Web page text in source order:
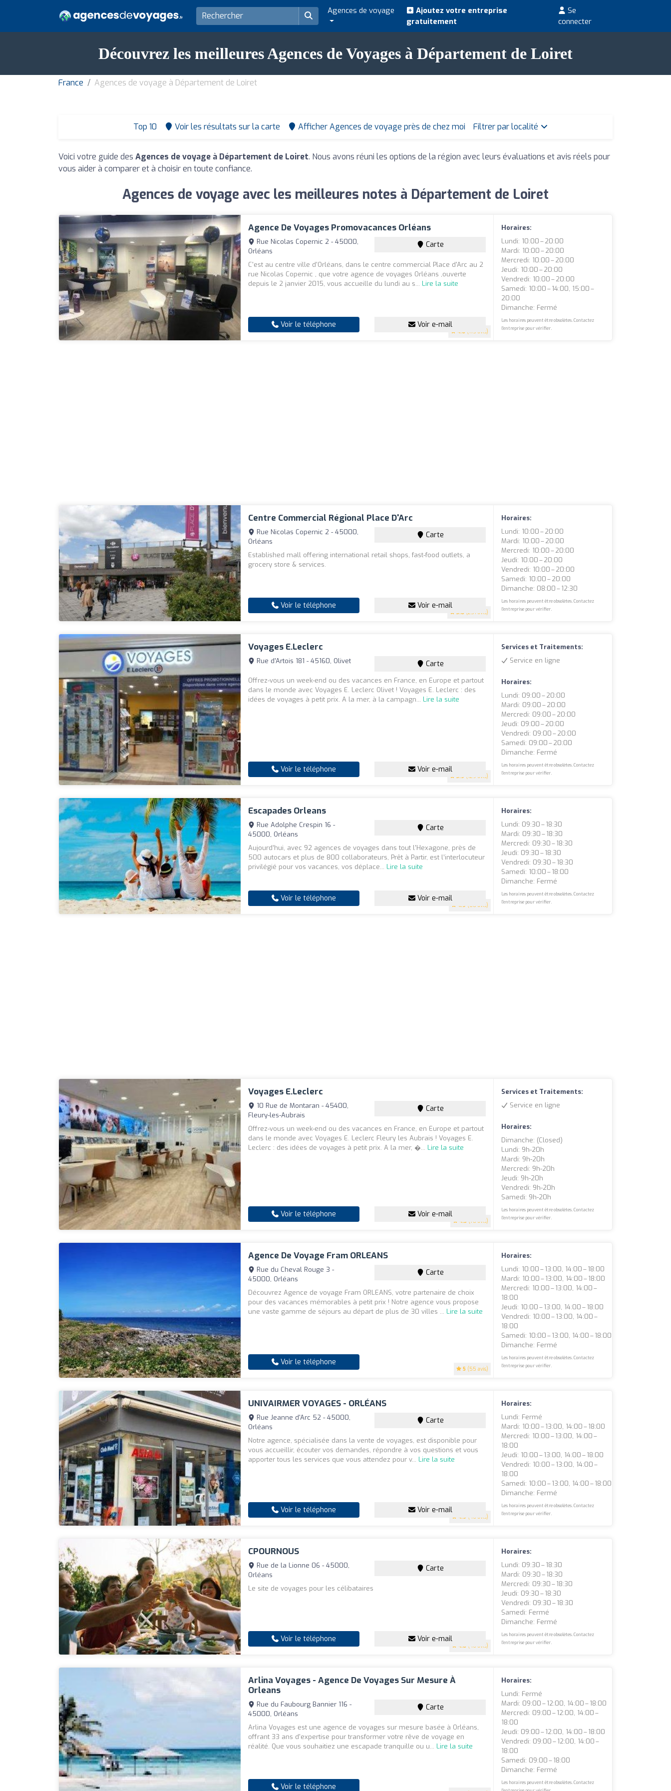
Agences de voyage
Ajoutez votre entreprise
gratuitement
Se
connecter
Découvrez les meilleures Agences de Voyages à Département de Loiret
France Agences de voyage à Département de Loiret
Top 10 Voir les résultats sur la carte Afficher Agences de voyage près de chez moi Filtrer par localité
Voici votre guide des Agences de voyage à Département de Loiret. Nous avons réuni les options de la région avec leurs évaluations et avis réels pour
vous aider à comparer et à choisir en toute confiance.
Agences de voyage avec les meilleures notes à Département de Loiret
Agence De Voyages Promovacances Orléans
4.6 (173 avis)
Rue Nicolas Copernic 2 - 45000,
Orléans
Carte
C'est au centre ville d'Orléans, dans le centre commercial Place d'Arc au 2
rue Nicolas Copernic , que votre agence de voyages Orléans ,ouverte
depuis le 2 janvier 2015, vous accueille du lundi au s...Lire la suite
Voir le téléphone Voir e-mail
Horaires:
Lundi: 10:00 – 20:00
Mardi: 10:00 – 20:00
Mercredi: 10:00 – 20:00
Jeudi: 10:00 – 20:00
Vendredi: 10:00 – 20:00
Samedi: 10:00 – 14:00, 15:00 –
20:00
Dimanche: Fermé
Les horaires peuvent être obsolètes. Contactez
l'entreprise pour vérifier.
Centre Commercial Régional Place D'Arc
3.8 (251 avis)
Rue Nicolas Copernic 2 - 45000,
Orléans
Carte
Established mall offering international retail shops, fast-food outlets, a
grocery store & services.
Voir le téléphone Voir e-mail
Horaires:
Lundi: 10:00 – 20:00
Mardi: 10:00 – 20:00
Mercredi: 10:00 – 20:00
Jeudi: 10:00 – 20:00
Vendredi: 10:00 – 20:00
Samedi: 10:00 – 20:00
Dimanche: 08:00 – 12:30
Les horaires peuvent être obsolètes. Contactez
l'entreprise pour vérifier.
Voyages E.Leclerc
3.9 (129 avis)
Rue d'Artois 181 - 45160, Olivet Carte
Offrez-vous un week-end ou des vacances en France, en Europe et partout
dans le monde avec Voyages E. Leclerc Olivet ! Voyages E. Leclerc : des
idées de voyages à petit prix. A la mer, à la campagn...Lire la suite
Voir le téléphone Voir e-mail
Services et Traitements:
Service en ligne
Horaires:
Lundi: 09:00 – 20:00
Mardi: 09:00 – 20:00
Mercredi: 09:00 – 20:00
Jeudi: 09:00 – 20:00
Vendredi: 09:00 – 20:00
Samedi: 09:00 – 20:00
Dimanche: Fermé
Les horaires peuvent être obsolètes. Contactez
l'entreprise pour vérifier.
Escapades Orleans
4.9 (60 avis)
Rue Adolphe Crespin 16 -
45000, Orléans
Carte
Aujourd’hui, avec 92 agences de voyages dans tout l'Hexagone, près de
500 autocars et plus de 800 collaborateurs, Prêt à Partir, est l’interlocuteur
privilégié pour vos vacances, vos déplace...Lire la suite
Voir le téléphone Voir e-mail
Horaires:
Lundi: 09:30 – 18:30
Mardi: 09:30 – 18:30
Mercredi: 09:30 – 18:30
Jeudi: 09:30 – 18:30
Vendredi: 09:30 – 18:30
Samedi: 10:00 – 18:00
Dimanche: Fermé
Les horaires peuvent être obsolètes. Contactez
l'entreprise pour vérifier.
Voyages E.Leclerc
4.3 (78 avis)
10 Rue de Montaran - 45400,
Fleury-les-Aubrais
Carte
Offrez-vous un week-end ou des vacances en France, en Europe et partout
dans le monde avec Voyages E. Leclerc Fleury les Aubrais ! Voyages E.
Leclerc : des idées de voyages à petit prix. A la mer, �...Lire la suite
Voir le téléphone Voir e-mail
Services et Traitements:
Service en ligne
Horaires:
Dimanche: (closed)
Lundi: 9h-20h
Mardi: 9h-20h
Mercredi: 9h-20h
Jeudi: 9h-20h
Vendredi: 9h-20h
Samedi: 9h-20h
Les horaires peuvent être obsolètes. Contactez
l'entreprise pour vérifier.
Agence De Voyage Fram ORLEANS
5 (55 avis)
Rue du Cheval Rouge 3 -
45000, Orléans
Carte
Découvrez Agence de voyage Fram ORLEANS, votre partenaire de choix
pour des vacances mémorables à petit prix ! Notre agence vous propose
une vaste gamme de séjours au départ de plus de 30 villes ...Lire la suite
Voir le téléphone
Horaires:
Lundi: 10:00 – 13:00, 14:00 – 18:00
Mardi: 10:00 – 13:00, 14:00 – 18:00
Mercredi: 10:00 – 13:00, 14:00 –
18:00
Jeudi: 10:00 – 13:00, 14:00 – 18:00
Vendredi: 10:00 – 13:00, 14:00 –
18:00
Samedi: 10:00 – 13:00, 14:00 – 18:00
Dimanche: Fermé
Les horaires peuvent être obsolètes. Contactez
l'entreprise pour vérifier.
UNIVAIRMER VOYAGES - ORLÉANS
4.9 (46 avis)
Rue Jeanne d'Arc 52 - 45000,
Orléans
Carte
Notre agence, spécialisée dans la vente de voyages, est disponible pour
vous accueillir, écouter vos demandes, répondre à vos questions et vous
apporter tous les services que vous attendez pour v...Lire la suite
Voir le téléphone Voir e-mail
Horaires:
Lundi: Fermé
Mardi: 10:00 – 13:00, 14:00 – 18:00
Mercredi: 10:00 – 13:00, 14:00 –
18:00
Jeudi: 10:00 – 13:00, 14:00 – 18:00
Vendredi: 10:00 – 13:00, 14:00 –
18:00
Samedi: 10:00 – 13:00, 14:00 – 18:00
Dimanche: Fermé
Les horaires peuvent être obsolètes. Contactez
l'entreprise pour vérifier.
CPOURNOUS
4.8 (46 avis)
Rue de la Lionne 06 - 45000,
Orléans
Carte
Le site de voyages pour les célibataires
Voir le téléphone Voir e-mail
Horaires:
Lundi: 09:30 – 18:30
Mardi: 09:30 – 18:30
Mercredi: 09:30 – 18:30
Jeudi: 09:30 – 18:30
Vendredi: 09:30 – 18:30
Samedi: Fermé
Dimanche: Fermé
Les horaires peuvent être obsolètes. Contactez
l'entreprise pour vérifier.
Arlina Voyages - Agence De Voyages Sur Mesure À
Orleans
Rue du Faubourg Bannier 116 -
45000, Orléans
Carte
Arlina Voyages est une agence de voyages sur mesure basée à Orléans,
offrant 33 ans d'expertise pour transformer votre rêve de voyage en
réalité. Que vous souhaitiez une escapade tranquille ou u...Lire la suite
Voir le téléphone
Horaires:
Lundi: Fermé
Mardi: 09:00 – 12:00, 14:00 – 18:00
Mercredi: 09:00 – 12:00, 14:00 –
18:00
Jeudi: 09:00 – 12:00, 14:00 – 18:00
Vendredi: 09:00 – 12:00, 14:00 –
18:00
Samedi: 09:00 – 18:00
Dimanche: Fermé
Les horaires peuvent être obsolètes. Contactez